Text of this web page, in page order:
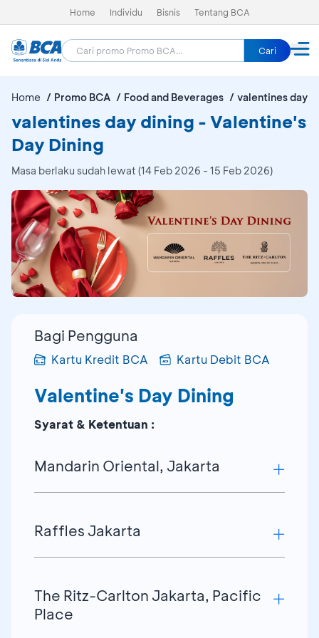
Home Individu Bisnis Tentang BCA
Cari
Home Promo BCA Food and Beverages valentines day
valentines day dining - Valentine's
Day Dining
Masa berlaku sudah lewat (14 Feb 2026 - 15 Feb 2026)
Bagi Pengguna
Kartu Kredit BCA Kartu Debit BCA
Valentine's Day Dining
Syarat & Ketentuan :
Mandarin Oriental, Jakarta
Berlaku untuk 7-
course international set
menu di Lyon
rose, glasses of wineuntuk pasangan
live jazz entertainment
Raffles Jakarta
Berlaku di Arts Café
Termasuk
The Ritz-Carlton Jakarta, Pacific
Place